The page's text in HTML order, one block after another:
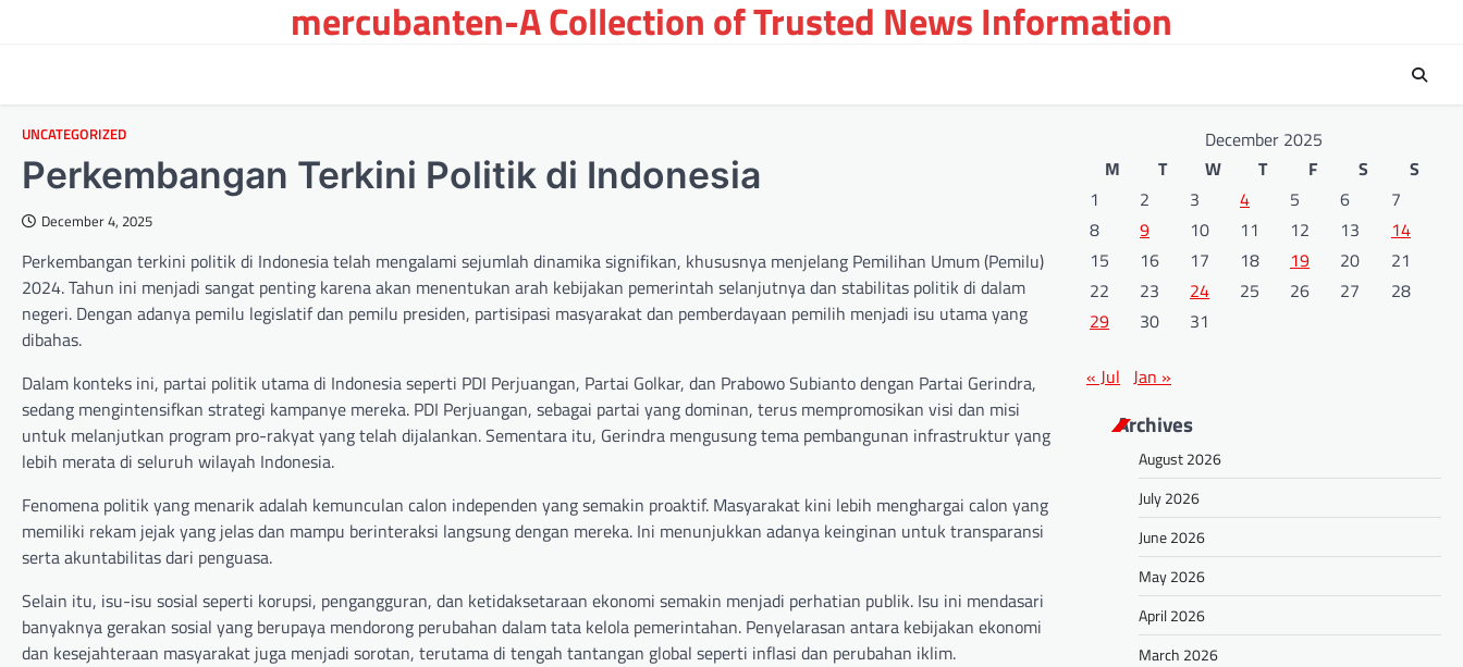
mercubanten-A Collection of Trusted News Information
UNCATEGORIZED
Perkembangan Terkini Politik di Indonesia
December 4, 2025
Perkembangan terkini politik di Indonesia telah mengalami sejumlah dinamika signifikan, khususnya menjelang Pemilihan Umum (Pemilu)
2024. Tahun ini menjadi sangat penting karena akan menentukan arah kebijakan pemerintah selanjutnya dan stabilitas politik di dalam
negeri. Dengan adanya pemilu legislatif dan pemilu presiden, partisipasi masyarakat dan pemberdayaan pemilih menjadi isu utama yang
dibahas.
Dalam konteks ini, partai politik utama di Indonesia seperti PDI Perjuangan, Partai Golkar, dan Prabowo Subianto dengan Partai Gerindra,
sedang mengintensifkan strategi kampanye mereka. PDI Perjuangan, sebagai partai yang dominan, terus mempromosikan visi dan misi
untuk melanjutkan program pro-rakyat yang telah dijalankan. Sementara itu, Gerindra mengusung tema pembangunan infrastruktur yang
lebih merata di seluruh wilayah Indonesia.
Fenomena politik yang menarik adalah kemunculan calon independen yang semakin proaktif. Masyarakat kini lebih menghargai calon yang
memiliki rekam jejak yang jelas dan mampu berinteraksi langsung dengan mereka. Ini menunjukkan adanya keinginan untuk transparansi
serta akuntabilitas dari penguasa.
Selain itu, isu-isu sosial seperti korupsi, pengangguran, dan ketidaksetaraan ekonomi semakin menjadi perhatian publik. Isu ini mendasari
banyaknya gerakan sosial yang berupaya mendorong perubahan dalam tata kelola pemerintahan. Penyelarasan antara kebijakan ekonomi
dan kesejahteraan masyarakat juga menjadi sorotan, terutama di tengah tantangan global seperti inflasi dan perubahan iklim.
December 2025
M
T W T F S
S
1
2 3 4 5 6
7
8
9 10 11 12 13
14
15
16 17 18 19 20
21
22
23 24 25 26 27
28
29
30 31
« Jul Jan »
Archives
August 2026
July 2026
June 2026
May 2026
April 2026
March 2026